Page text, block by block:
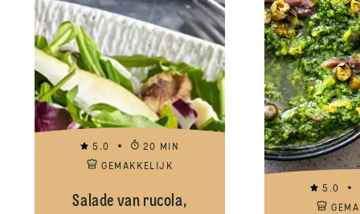
5.0
20 MIN
GEMAKKELIJK
Salade van rucola,
5.0